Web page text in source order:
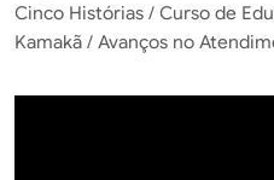
Cinco Histórias / Curso de
Kamakã / Avanços no